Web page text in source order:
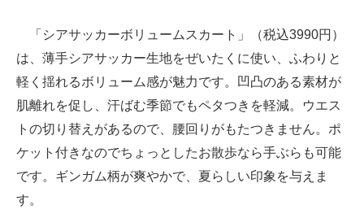
「シアサッカーボリュームスカート」（税込3990円）
は、薄手シアサッカー生地をぜいたくに使い、ふわりと
軽く揺れるボリューム感が魅力です。凹凸のある素材が
肌離れを促し、汗ばむ季節でもペタつきを軽減。ウエス
トの切り替えがあるので、腰回りがもたつきません。ポ
ケット付きなのでちょっとしたお散歩なら手ぶらも可能
です。ギンガム柄が爽やかで、夏らしい印象を与えま
す。